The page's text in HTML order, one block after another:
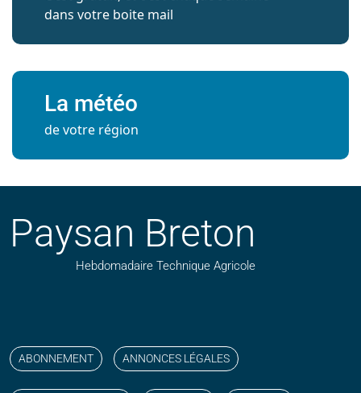
dans votre boite mail
La météo
de votre région
Paysan Breton
Hebdomadaire Technique Agricole
ABONNEMENT ANNONCES LÉGALES